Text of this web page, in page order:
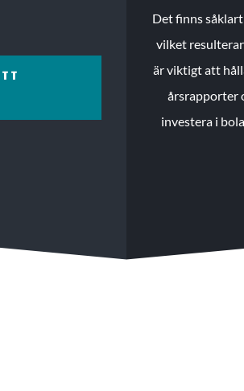
Det finns
vilket
är viktigt att
årsrapporter
investera i